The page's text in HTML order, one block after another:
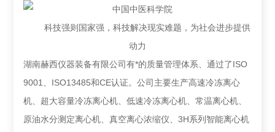
科技强则国家强，科技解决现实难题，为社会进步提供
动力
湖南赫西仪器装备有限公司有*的质量管理体系、通过了ISO
9001、ISO13485和CE认证。公司主要生产高速冷冻离心
机、超大容量冷冻离心机、低速冷冻离心机、常温离心机、
原油水分测定离心机、真空离心浓缩仪、3H系列智能离心机